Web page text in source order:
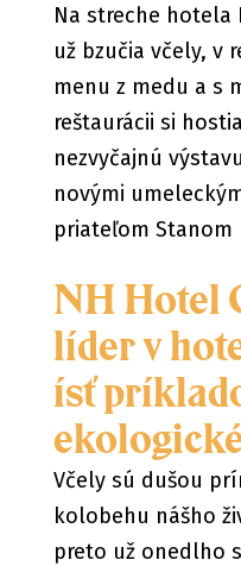
Na streche hotela
už bzučia včely, v
menu z medu a s
reštaurácii si
nezvyčajnú
novými
priateľom Stanom
NH Hotel
líder v
ísť
Včely sú dušou
kolobehu nášho
preto už onedlho